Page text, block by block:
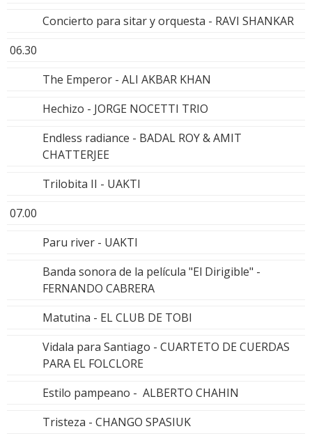
Concierto para sitar y orquesta - RAVI SHANKAR
06.30
The Emperor - ALI AKBAR KHAN
Hechizo - JORGE NOCETTI TRIO
Endless radiance - BADAL ROY & AMIT
CHATTERJEE
Trilobita II - UAKTI
07.00
Paru river - UAKTI
Banda sonora de la película "El Dirigible" -
FERNANDO CABRERA
Matutina - EL CLUB DE TOBI
Vidala para Santiago - CUARTETO DE CUERDAS
PARA EL FOLCLORE
Estilo pampeano - ALBERTO CHAHIN
Tristeza - CHANGO SPASIUK